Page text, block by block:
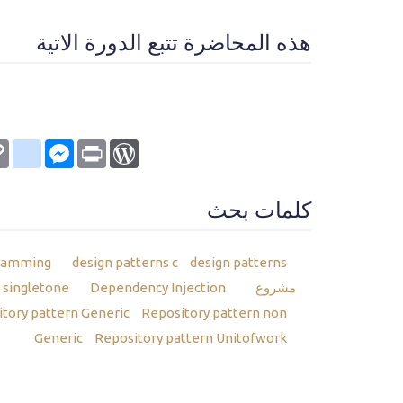
هذه المحاضرة تتبع الدورة الاتية
Messenger Print
WordPress
كلمات بحث
design patterns c design patterns شرح
مشروع
Dependency Injection
pattern Generic
Repository pattern non
Generic
Repository pattern Unitofwork